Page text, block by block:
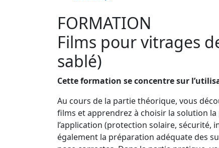
FORMATION
Films pour vitrages
sablé)
Cette formation se concentre sur
Au cours de la partie théorique, vous
films et apprendrez à choisir la solution
l’application (protection solaire, sécurité,
également la préparation adéquate des